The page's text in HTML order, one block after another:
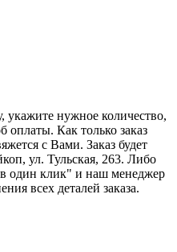
укажите нужное количество,
оплаты. Как только заказ
с Вами. Заказ будет
ул. Тульская, 263. Либо
один клик" и наш менеджер
всех деталей заказа.